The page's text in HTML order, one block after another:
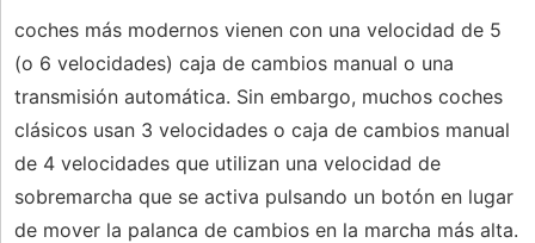
coches más modernos vienen con una velocidad de 5
(o 6 velocidades) caja de cambios manual o una
transmisión automática. Sin embargo, muchos coches
clásicos usan 3 velocidades o caja de cambios manual
de 4 velocidades que utilizan una velocidad de
sobremarcha que se activa pulsando un botón en lugar
de mover la palanca de cambios en la marcha más alta.